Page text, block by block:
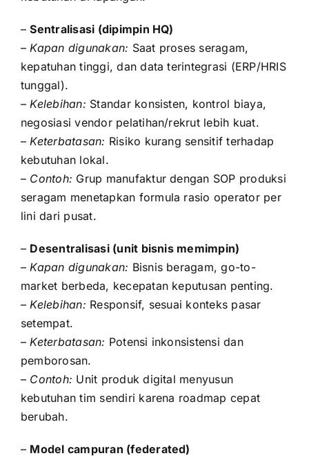
–Sentralisasi (dipimpin HQ)
– Kapan digunakan: Saat proses seragam,
kepatuhan tinggi, dan data terintegrasi (ERP/HRIS
tunggal).
– Kelebihan: Standar konsisten, kontrol biaya,
negosiasi vendor pelatihan/rekrut lebih kuat.
– Keterbatasan: Risiko kurang sensitif terhadap
kebutuhan lokal.
– Contoh: Grup manufaktur dengan SOP produksi
seragam menetapkan formula rasio operator per
lini dari pusat.
– Desentralisasi (unit bisnis memimpin)
– Kapan digunakan: Bisnis beragam, go-to-
market berbeda, kecepatan keputusan penting.
– Kelebihan: Responsif, sesuai konteks pasar
setempat.
– Keterbatasan: Potensi inkonsistensi dan
pemborosan.
– Contoh: Unit produk digital menyusun
kebutuhan tim sendiri karena roadmap cepat
berubah.
– Model campuran (federated)